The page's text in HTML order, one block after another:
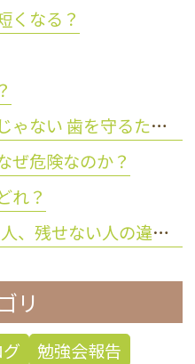
くなる？
矯正は見た目のためだけじゃない 歯を守るために大切な理由とは？
ぜ危険なのか？
れ？
80歳で20本の歯を残せる人、残せない人の違いとは？
リ
勉強会報告